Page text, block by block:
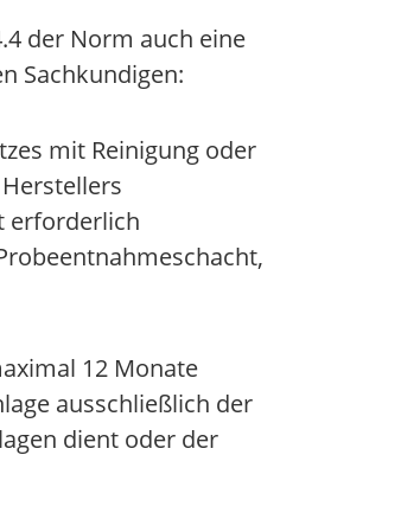
der Norm auch eine
Sachkundigen:
mit Reinigung oder
erforderlich
12 Monate
ausschließlich der
dient oder der